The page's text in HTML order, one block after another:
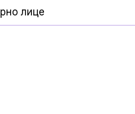
лице